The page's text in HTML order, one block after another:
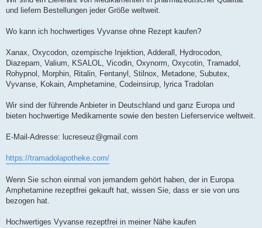
und liefern Bestellungen jeder Größe weltweit.
Wo kann ich hochwertiges Vyvanse ohne Rezept kaufen?
Xanax, Oxycodon, ozempische Injektion, Adderall, Hydrocodon,
Diazepam, Valium, KSALOL, Vicodin, Oxynorm, Oxycotin, Tramadol,
Rohypnol, Morphin, Ritalin, Fentanyl, Stilnox, Metadone, Subutex,
Vyvanse, Kokain, Amphetamine, Codeinsirup, lyrica Tradolan
Wir sind der führende Anbieter in Deutschland und ganz Europa und
bieten hochwertige Medikamente sowie den besten Lieferservice weltweit.
E-Mail-Adresse: lucreseuz@gmail.com
https://tramadolapotheke.com/
Wenn Sie schon einmal von jemandem gehört haben, der in Europa
Amphetamine rezeptfrei gekauft hat, wissen Sie, dass er sie von uns
bezogen hat.
Hochwertiges Vyvanse rezeptfrei in meiner Nähe kaufen